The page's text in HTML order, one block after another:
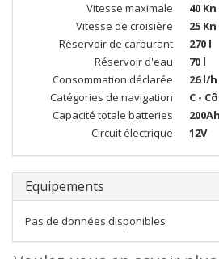
Vitesse maximale
40 Kn
Vitesse de croisière
25 Kn
Réservoir de carburant
270 l
Réservoir d'eau
70 l
Consommation déclarée
26 l/h
Catégories de navigation
C -
Capacité totale batteries
200Ah
Circuit électrique
12V
Equipements
Pas de données disponibles